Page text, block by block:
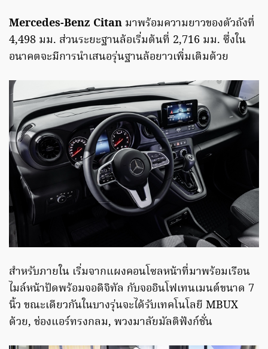
Mercedes-Benz Citan มาพร้อมความยาวของตัวถังที่
4,498 มม. ส่วนระยะฐานล้อเริ่มต้นที่ 2,716 มม. ซึ่งใน
อนาคตจะมีการนำเสนอรุ่นฐานล้อยาวเพิ่มเติมด้วย
สำหรับภายใน เริ่มจากแผงคอนโซลหน้าที่มาพร้อมเรือน
ไมล์หน้าปัดพร้อมจอดิจิทัล กับจออินโฟเทนเมนต์ขนาด 7
นิ้ว ขณะเดียวกันในบางรุ่นจะได้รับเทคโนโลยี MBUX
ด้วย, ช่องแอร์ทรงกลม, พวงมาลัยมัลติฟังก์ชั่น